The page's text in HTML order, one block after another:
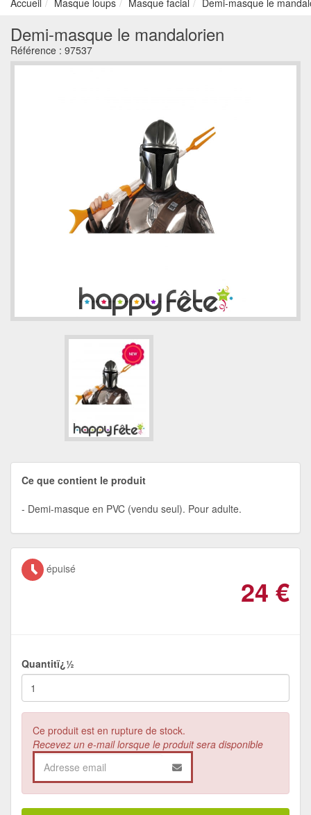
Accueil Masque loups Masque facial Demi-masque le
Demi-masque le mandalorien
Référence : 97537
Ce que contient le produit
Demi-masque en PVC (vendu seul). Pour adulte.
épuisé
24 €
Quantitï¿½
Ce produit est en rupture de stock.
Recevez un e-mail lorsque le produit sera disponible